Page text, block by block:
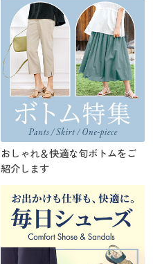
おしゃれ＆快適な旬ボトムをご
紹介します